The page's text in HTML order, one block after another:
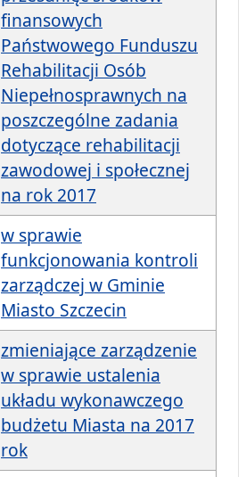
finansowych
Państwowego Funduszu
Rehabilitacji Osób
Niepełnosprawnych na
poszczególne zadania
dotyczące rehabilitacji
zawodowej i społecznej
na rok 2017
w sprawie
funkcjonowania kontroli
zarządczej w Gminie
Miasto Szczecin
zmieniające zarządzenie
w sprawie ustalenia
układu wykonawczego
budżetu Miasta na 2017
rok